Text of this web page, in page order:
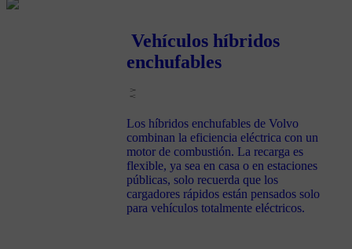
Vehículos híbridos
enchufables
Los híbridos enchufables de Volvo
combinan la eficiencia eléctrica con un
motor de combustión. La recarga es
flexible, ya sea en casa o en estaciones
públicas, solo recuerda que los
cargadores rápidos están pensados solo
para vehículos totalmente eléctricos.